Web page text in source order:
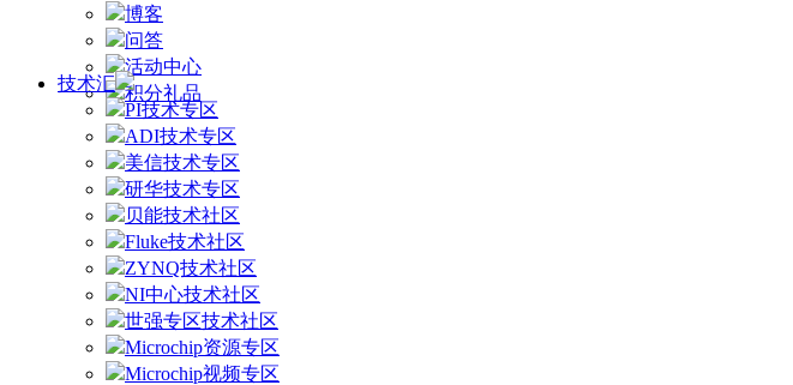
博客
问答
活动中心
积分礼品
技术汇
PI技术专区
ADI技术专区
美信技术专区
研华技术专区
贝能技术社区
Fluke技术社区
ZYNQ技术社区
NI中心技术社区
世强专区技术社区
Microchip资源专区
Microchip视频专区